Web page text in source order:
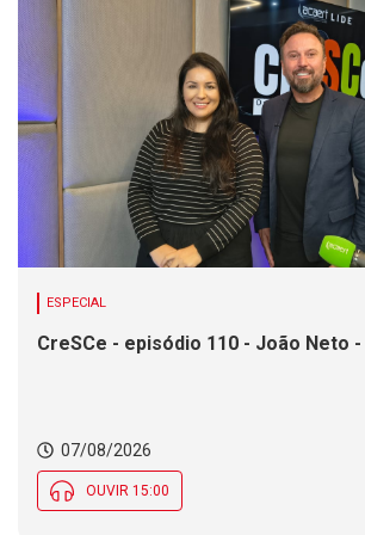
ESPECIAL
CreSCe - episódio 110 - João Neto -
07/08/2026
OUVIR 15:00